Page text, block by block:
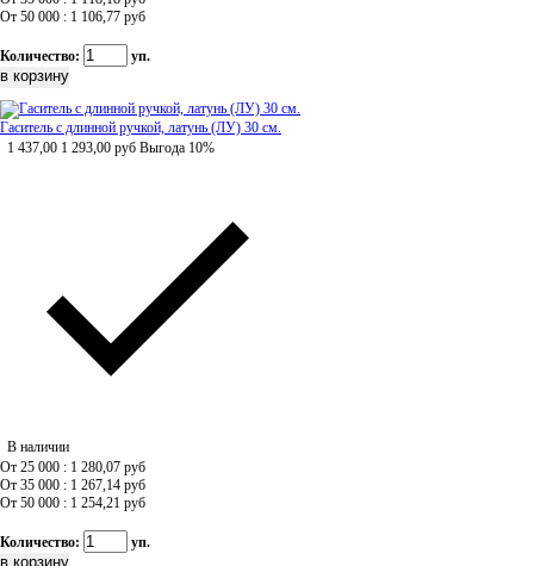
От 50 000 : 1 106,77 руб
Количество: уп.
Гаситель с длинной ручкой, латунь (ЛУ) 30 см.
1 437,00 1 293,00 руб Выгода 10%
В наличии
От 25 000 : 1 280,07 руб
От 35 000 : 1 267,14 руб
От 50 000 : 1 254,21 руб
Количество: уп.